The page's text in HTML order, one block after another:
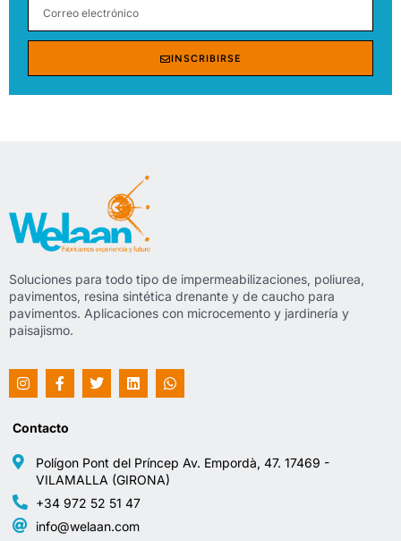
INSCRIBIRSE
Soluciones para todo tipo de impermeabilizaciones, poliurea,
pavimentos, resina sintética drenante y de caucho para
pavimentos. Aplicaciones con microcemento y jardinería y
paisajismo.
Contacto
Polígon Pont del Príncep Av. Empordà, 47. 17469 -
VILAMALLA (GIRONA)
+34 972 52 51 47
info@welaan.com